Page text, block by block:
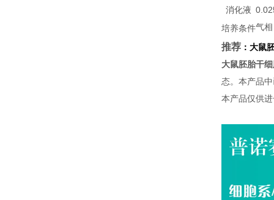
消化液
培养条件气
推荐 ： 大鼠
大鼠胚胎干
态。本产品
本产品仅供